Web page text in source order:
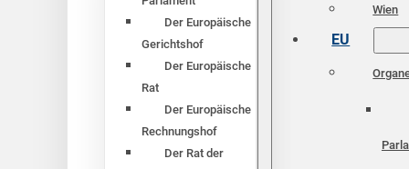
Der Europäische
Gerichtshof
Der Europäische
Rat
Der Europäische
Rechnungshof
Der Rat der
Wien
EU